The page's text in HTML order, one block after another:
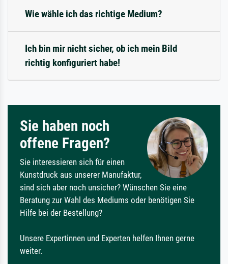
Wie wähle ich das richtige Medium?
Ich bin mir nicht sicher, ob ich mein Bild
richtig konfiguriert habe!
Sie haben noch
offene Fragen?
Sie interessieren sich für einen
Kunstdruck aus unserer Manufaktur,
sind sich aber noch unsicher? Wünschen Sie eine
Beratung zur Wahl des Mediums oder benötigen Sie
Hilfe bei der Bestellung?
Unsere Expertinnen und Experten helfen Ihnen gerne
weiter.